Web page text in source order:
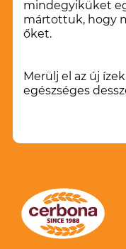
mindegyiküket
mártottuk, hogy
őket.
Merülj el az új
egészséges